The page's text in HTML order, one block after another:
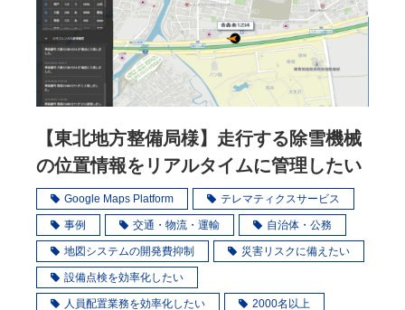
【東北地方整備局様】走行する除雪機械
の位置情報をリアルタイムに管理したい
Google Maps Platform テレマティクスサービス
事例 交通・物流・運輸 自治体・公務
地図システムの開発費抑制 災害リスクに備えたい
設備点検を効率化したい
人員配置業務を効率化したい 2000名以上